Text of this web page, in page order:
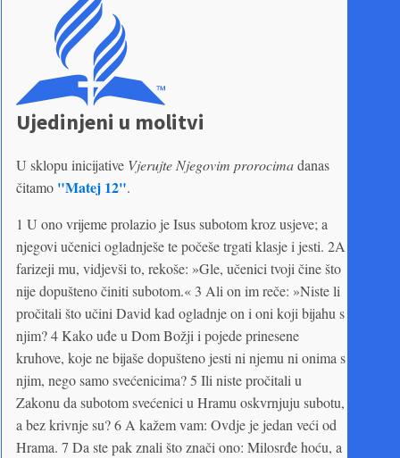
Ujedinjeni u molitvi
U sklopu inicijative Vjerujte Njegovim prorocimadanas
čitamo "Matej 12".
1 U ono vrijeme prolazio je Isus subotom kroz usjeve; a
njegovi učenici ogladnješe te počeše trgati klasje i jesti. 2A
farizeji mu, vidjevši to, rekoše: »Gle, učenici tvoji čine što
nije dopušteno činiti subotom.« 3 Ali on im reče: »Niste li
pročitali što učini David kad ogladnje on i oni koji bijahu s
njim? 4 Kako uđe u Dom Božji i pojede prinesene
kruhove, koje ne bijaše dopušteno jesti ni njemu ni onima s
njim, nego samo svećenicima? 5 Ili niste pročitali u
Zakonu da subotom svećenici u Hramu oskvrnjuju subotu,
a bez krivnje su? 6 A kažem vam: Ovdje je jedan veći od
Hrama. 7 Da ste pak znali što znači ono: Milosrđe hoću, a